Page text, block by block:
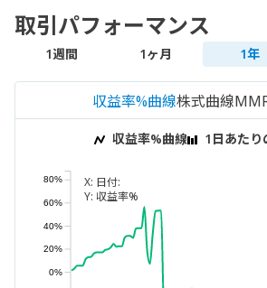
取引パフォーマンス
1週間 1ヶ月 1年
収益率%曲線株式曲線
収益率%曲線 1日あたり
X: 日付:
Y: 収益率%
0%
20%
40%
60%
80%